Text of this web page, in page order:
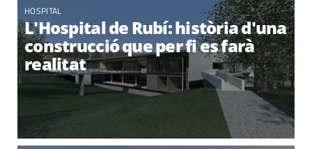
HOSPITAL
L'Hospital de Rubí: història d'una
construcció que per fi es farà
realitat